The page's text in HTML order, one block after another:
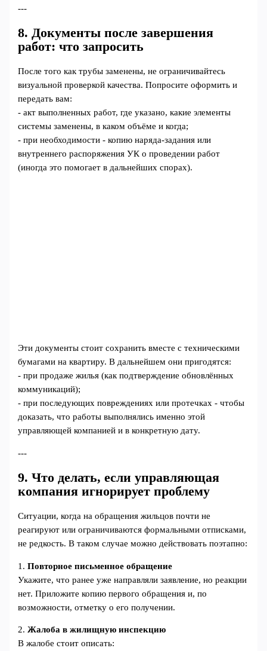
---
8. Документы после завершения
работ: что запросить
После того как трубы заменены, не ограничивайтесь
визуальной проверкой качества. Попросите оформить и
передать вам:
- акт выполненных работ, где указано, какие элементы
системы заменены, в каком объёме и когда;
- при необходимости - копию наряда-задания или
внутреннего распоряжения УК о проведении работ
(иногда это помогает в дальнейших спорах).
Эти документы стоит сохранить вместе с техническими
бумагами на квартиру. В дальнейшем они пригодятся:
- при продаже жилья (как подтверждение обновлённых
коммуникаций);
- при последующих повреждениях или протечках - чтобы
доказать, что работы выполнялись именно этой
управляющей компанией и в конкретную дату.
---
9. Что делать, если управляющая
компания игнорирует проблему
Ситуации, когда на обращения жильцов почти не
реагируют или ограничиваются формальными отписками,
не редкость. В таком случае можно действовать поэтапно:
1.Повторное письменное обращение
Укажите, что ранее уже направляли заявление, но реакции
нет. Приложите копию первого обращения и, по
возможности, отметку о его получении.
2.Жалоба в жилищную инспекцию
В жалобе стоит описать: